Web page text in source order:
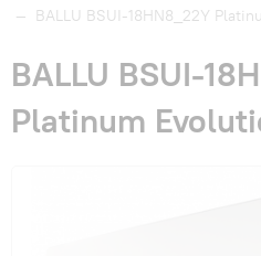
Доставка и оплата
Гарантия и сервис
— BALLU BSUI-18HN8_22Y
BALLU BSUI-
Platinum